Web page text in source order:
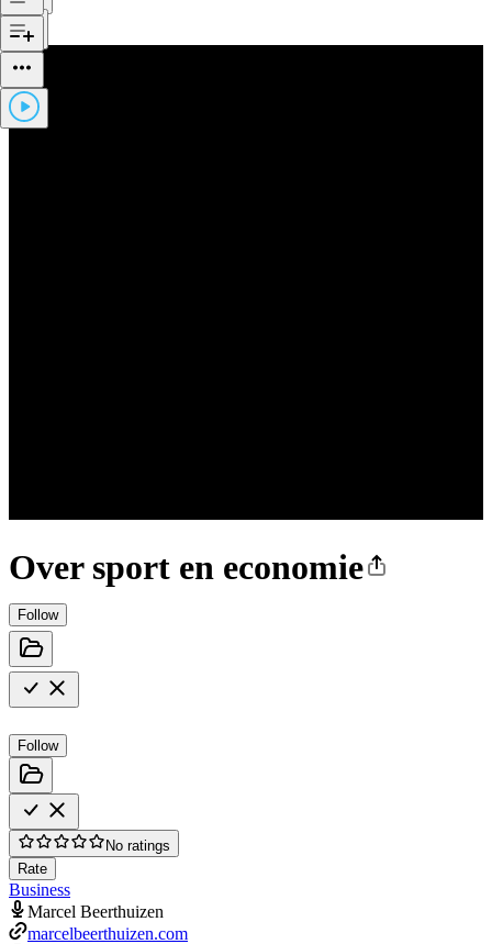
Over sport en economie
Follow
Follow
No ratings
Rate
Business
Marcel Beerthuizen
marcelbeerthuizen.com